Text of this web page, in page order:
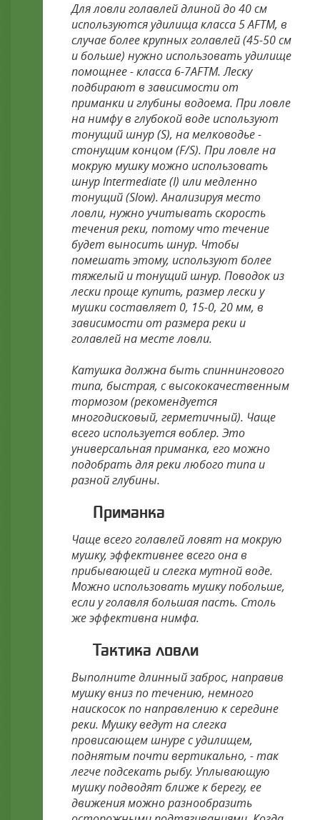
Для ловли голавлей длиной до 40 см
используются удилища класса 5 AFTM, в
случае более крупных голавлей (45-50 см
и больше) нужно использовать удилище
помощнее - класса 6-7AFTM. Леску
подбирают в зависимости от
приманки и глубины водоема. При ловле
на нимфу в глубокой воде используют
тонущий шнур (S), на мелководье -
стонущим концом (F/S). При ловле на
мокрую мушку можно использовать
шнур Intermediate (I) или медленно
тонущий (Slow). Анализируя место
ловли, нужно учитывать скорость
течения реки, потому что течение
будет выносить шнур. Чтобы
помешать этому, используют более
тяжелый и тонущий шнур. Поводок из
лески проще купить, размер лески у
мушки составляет 0, 15-0, 20 мм, в
зависимости от размера реки и
голавлей на месте ловли.
Катушка должна быть спиннингового
типа, быстрая, с высококачественным
тормозом (рекомендуется
многодисковый, герметичный). Чаще
всего используется воблер. Это
универсальная приманка, его можно
подобрать для реки любого типа и
разной глубины.
Приманка
Чаще всего голавлей ловят на мокрую
мушку, эффективнее всего она в
прибывающей и слегка мутной воде.
Можно использовать мушку побольше,
если у голавля большая пасть. Столь
же эффективна нимфа.
Тактика ловли
Выполните длинный заброс, направив
мушку вниз по течению, немного
наискосок по направлению к середине
реки. Мушку ведут на слегка
провисающем шнуре с удилищем,
поднятым почти вертикально, - так
легче подсекать рыбу. Уплывающую
мушку подводят ближе к берегу, ее
движения можно разнообразить